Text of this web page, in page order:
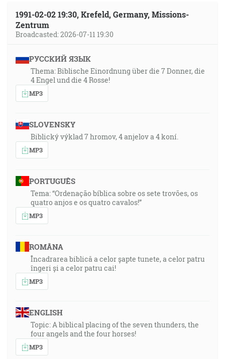
1991-02-02 19:30, Krefeld, Germany, Missions-
Zentrum
Broadcasted: 2026-07-11 19:30
РУССКИЙ ЯЗЫК
Thema: Biblische Einordnung über die 7 Donner, die
4 Engel und die 4 Rosse!
MP3
SLOVENSKY
Biblický výklad 7 hromov, 4 anjelov a 4 koní.
MP3
PORTUGUÊS
Tema: “Ordenação bíblica sobre os sete trovões, os
quatro anjos e os quatro cavalos!”
MP3
ROMÂNA
Încadrarea biblică a celor șapte tunete, a celor patru
îngeri și a celor patru cai!
MP3
ENGLISH
Topic: A biblical placing of the seven thunders, the
four angels and the four horses!
MP3